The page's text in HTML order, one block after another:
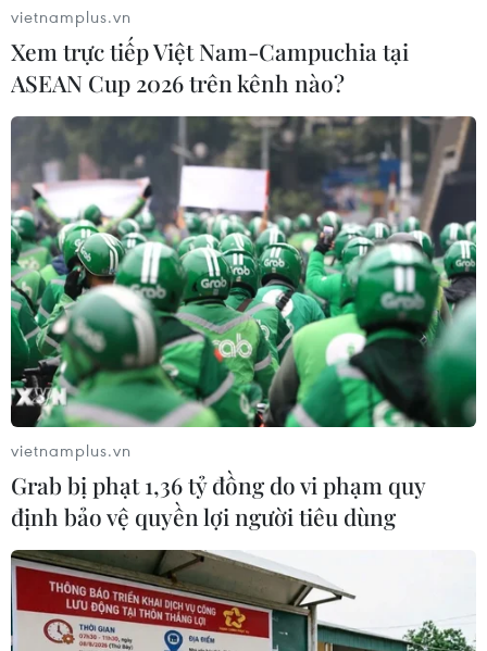
vietnamplus.vn
Xem trực tiếp Việt Nam-Campuchia tại
ASEAN Cup 2026 trên kênh nào?
vietnamplus.vn
Grab bị phạt 1,36 tỷ đồng do vi phạm quy
định bảo vệ quyền lợi người tiêu dùng